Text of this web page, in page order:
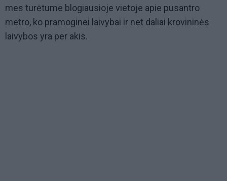
mes turėtume blogiausioje vietoje apie pusantro
metro, ko pramoginei laivybai ir net daliai krovininės
laivybos yra per akis.